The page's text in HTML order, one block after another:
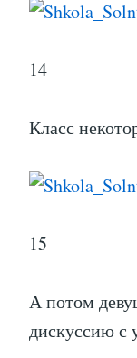
14
Класс
15
А потом
дискуссию с